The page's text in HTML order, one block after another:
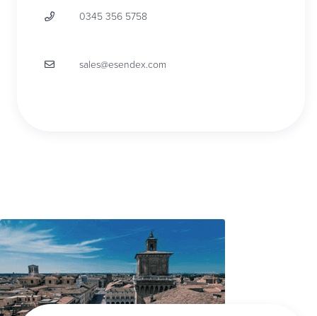
0345 356 5758
sales@esendex.com